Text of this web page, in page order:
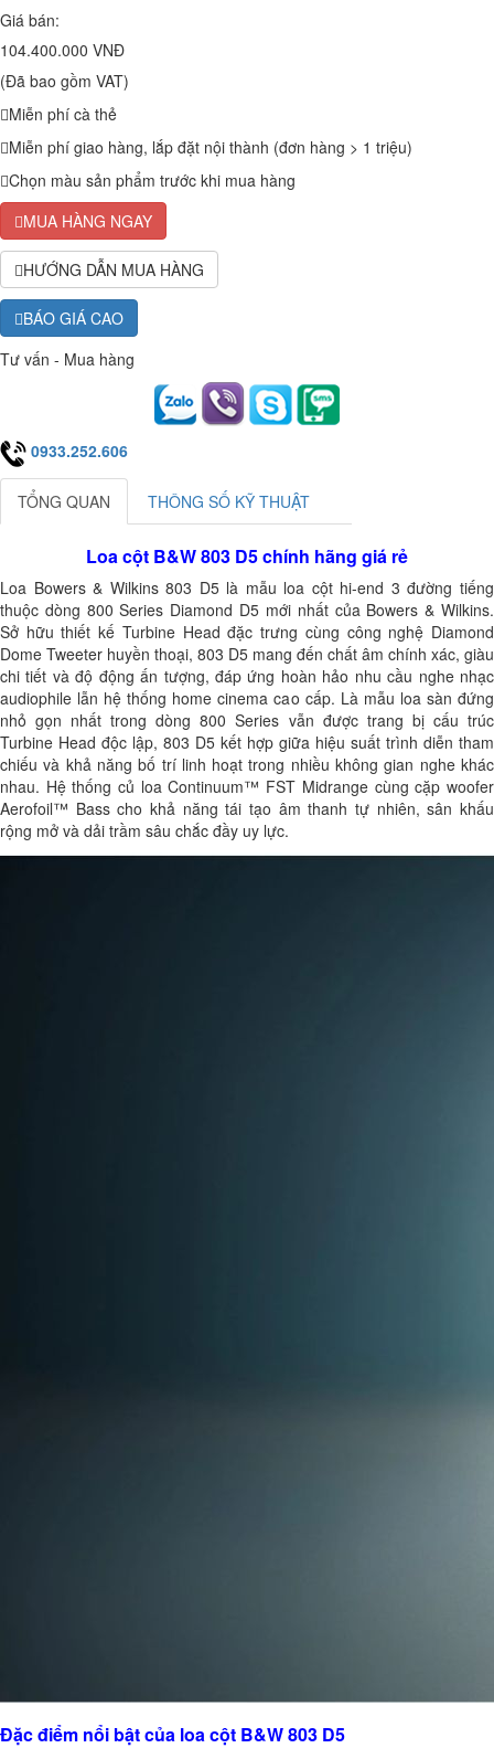
Giá bán:
104.400.000 VNĐ
(Đã bao gồm VAT)
Miễn phí cà thẻ
Miễn phí giao hàng, lắp đặt nội thành (đơn hàng > 1 triệu)
Chọn màu sản phẩm trước khi mua hàng
MUA HÀNG NGAY
HƯỚNG DẪN MUA HÀNG
BÁO GIÁ CAO
Tư vấn - Mua hàng
0933.252.606
TỔNG QUAN THÔNG SỐ KỸ THUẬT
Loa cột B&W 803 D5 chính hãng giá rẻ
Loa Bowers & Wilkins 803 D5 là mẫu loa cột hi-end 3 đường tiếng
thuộc dòng 800 Series Diamond D5 mới nhất của Bowers & Wilkins.
Sở hữu thiết kế Turbine Head đặc trưng cùng công nghệ Diamond
Dome Tweeter huyền thoại, 803 D5 mang đến chất âm chính xác, giàu
chi tiết và độ động ấn tượng, đáp ứng hoàn hảo nhu cầu nghe nhạc
audiophile lẫn hệ thống home cinema cao cấp. Là mẫu loa sàn đứng
nhỏ gọn nhất trong dòng 800 Series vẫn được trang bị cấu trúc
Turbine Head độc lập, 803 D5 kết hợp giữa hiệu suất trình diễn tham
chiếu và khả năng bố trí linh hoạt trong nhiều không gian nghe khác
nhau. Hệ thống củ loa Continuum™ FST Midrange cùng cặp woofer
Aerofoil™ Bass cho khả năng tái tạo âm thanh tự nhiên, sân khấu
rộng mở và dải trầm sâu chắc đầy uy lực.
Đặc điểm nổi bật của loa cột B&W 803 D5